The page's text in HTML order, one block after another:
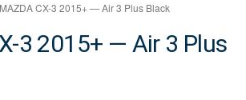
CX-3 2015+ — Air 3 Plus Black
3 2015+ — Air 3 Plus